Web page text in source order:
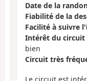
Date de la
Fiabilité de la
Facilité à suivre
Intérêt du circuit
bien
Circuit très